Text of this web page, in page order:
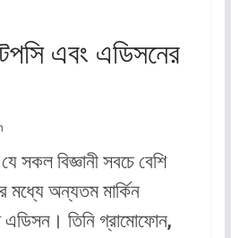
এবং এডিসনের
সকল বিজ্ঞানী সবচে বেশি
মধ্যে অন্যতম মার্কিন
তিনি গ্রামোফোন,